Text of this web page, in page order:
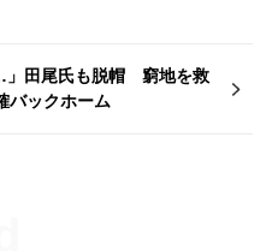
」田尾氏も脱帽 窮地を救
バックホーム